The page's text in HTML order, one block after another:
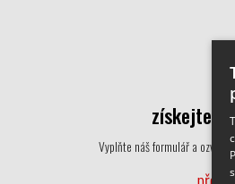
získejte
Vyplňte náš formulář a